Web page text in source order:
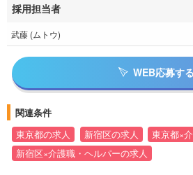
採用担当者
武藤 (ムトウ)
WEB応募する
関連条件
東京都の求人 新宿区の求人
東京都×
新宿区×介護職・ヘルパーの求人